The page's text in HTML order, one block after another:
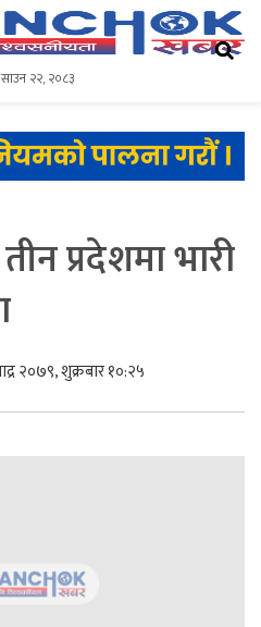
२२,२०८३
साउन २२, २०८३
प्रदेशमा भारी
२०७९, शुक्रबार १०:२५